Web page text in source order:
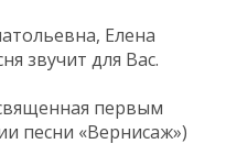
Елена
звучит для Вас.
первым
песни «Вернисаж»)